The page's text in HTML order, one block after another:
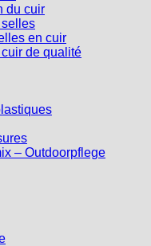
du cuir
en cuir
de qualité
– Outdoorpflege